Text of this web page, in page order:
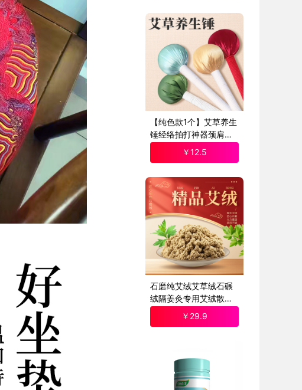
【纯色款1个】艾草养生
锤经络拍打神器颈肩锤
背拍八虚拍子艾灸捶按
摩敲打棒筋
￥12.5
石磨纯艾绒艾草绒石碾
绒隔姜灸专用艾绒散装
家用美容院
￥ 29.9